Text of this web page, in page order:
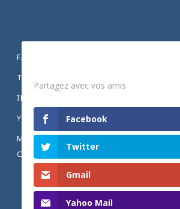
FACEBOOK
TWITTER
INSTAGRAM
YOUTUBE
MENTIONS LÉGALES ET POLITIQUE DE
CONFIDENTIALITÉ
Partagez avec vos amis
Facebook
Twitter
Gmail
Yahoo Mail